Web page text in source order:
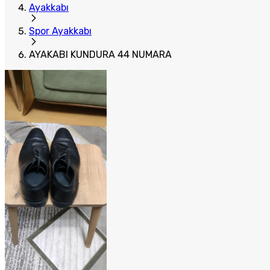
Ayakkabı
Spor Ayakkabı
AYAKABI KUNDURA 44 NUMARA